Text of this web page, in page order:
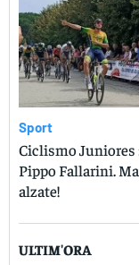
Sport
Ciclismo Juniores
Pippo Fallarini.
alzate!
ULTIM'ORA